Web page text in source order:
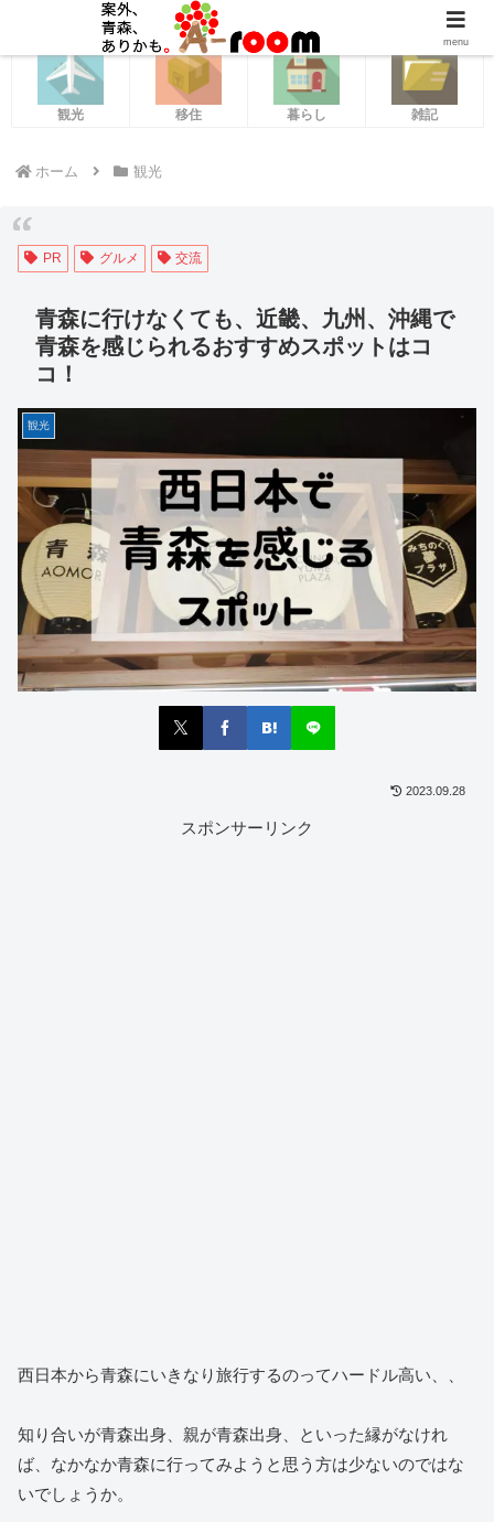
観光 移住 暮らし 雑記
ホーム 観光
PR グルメ 交流
青森に行けなくても、近畿、九州、沖縄で
青森を感じられるおすすめスポットはコ
コ！
観光
2023.09.28
スポンサーリンク
西日本から青森にいきなり旅行するのってハードル高い、、
知り合いが青森出身、親が青森出身、といった縁がなけれ
ば、なかなか青森に行ってみようと思う方は少ないのではな
いでしょうか。
menu